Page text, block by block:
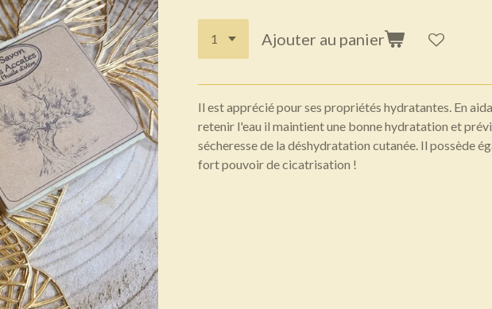
Ajouter au panier
Il est apprécié pour ses propriétés hydratantes. En
retenir l'eau il maintient une bonne hydratation et
sécheresse de la déshydratation cutanée. Il possède
fort pouvoir de cicatrisation !